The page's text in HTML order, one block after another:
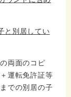
と別居してい
両面のコピ
運転免許証等
での別居の子